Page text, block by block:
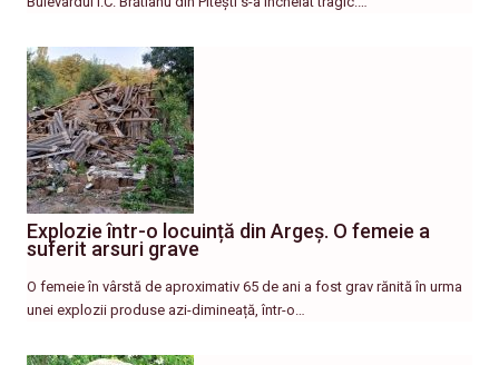
Explozie într-o locuință din Argeș. O femeie a
suferit arsuri grave
O femeie în vârstă de aproximativ 65 de ani a fost grav rănită în urma
unei explozii produse azi-dimineață, într-o…